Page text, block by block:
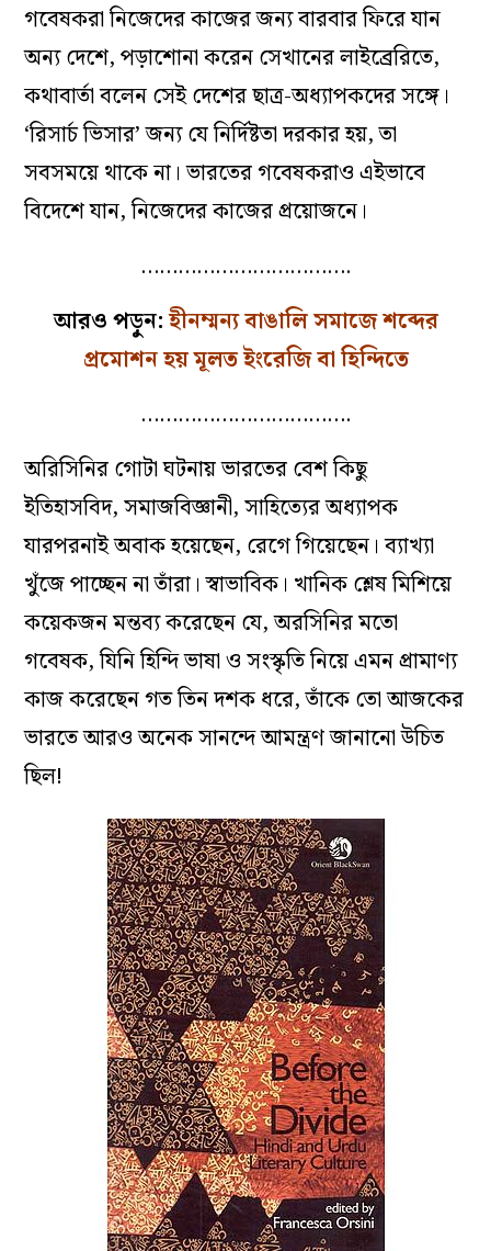
গবেষকরা নিজেদের কাজের জন্য বারবার ফিরে যান
অন্য দেশে, পড়াশোনা করেন সেখানের লাইব্রেরিতে,
কথাবার্তা বলেন সেই দেশের ছাত্র-অধ্যাপকদের সঙ্গে।
‘রিসার্চ ভিসার’ জন্য যে নির্দিষ্টতা দরকার হয়, তা
সবসময়ে থাকে না। ভারতের গবেষকরাও এইভাবে
বিদেশে যান, নিজেদের কাজের প্রয়োজনে।
…………………………….
আরও পড়ুন:হীনম্মন্য বাঙালি সমাজে শব্দের
প্রমোশন হয় মূলত ইংরেজি বা হিন্দিতে
…………………………….
অরিসিনির গোটা ঘটনায় ভারতের বেশ কিছু
ইতিহাসবিদ, সমাজবিজ্ঞানী, সাহিত্যের অধ্যাপক
যারপরনাই অবাক হয়েছেন, রেগে গিয়েছেন। ব্যাখ্যা
খুঁজে পাচ্ছেন না তাঁরা। স্বাভাবিক। খানিক শ্লেষ মিশিয়ে
কয়েকজন মন্তব্য করেছেন যে, অরসিনির মতো
গবেষক, যিনি হিন্দি ভাষা ও সংস্কৃতি নিয়ে এমন প্রামাণ্য
কাজ করেছেন গত তিন দশক ধরে, তাঁকে তো আজকের
ভারতে আরও অনেক সানন্দে আমন্ত্রণ জানানো উচিত
ছিল!